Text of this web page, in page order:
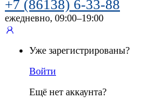
+7 (86138) 6-33-88
ежедневно, 09:00–19:00
Уже зарегистрированы?
Войти
Ещё нет аккаунта?